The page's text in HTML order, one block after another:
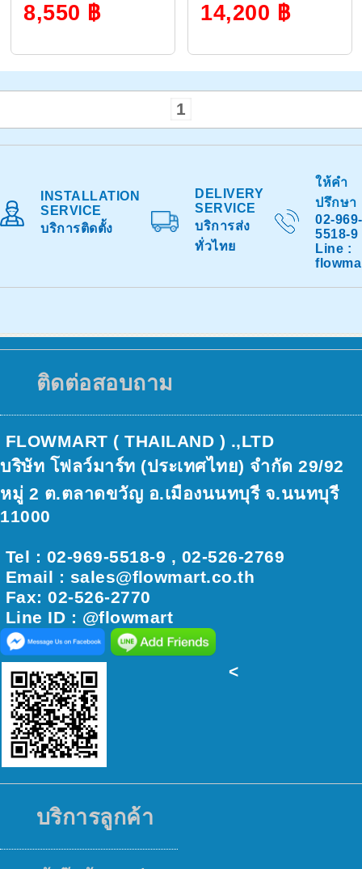
8,550 ฿ 14,200 ฿
1
INSTALLATION
SERVICE
บริการติดตั้ง
DELIVERY
SERVICE
บริการส่ง
ทั่วไทย
ให้คำ
ปรึกษา
02-969-
5518-9
Line :
ติดต่อสอบถาม
FLOWMART ( THAILAND ) .,LTD
บริษัท โฟลว์มาร์ท (ประเทศไทย) จำกัด 29/92
หมู่ 2 ต.ตลาดขวัญ อ.เมืองนนทบุรี จ.นนทบุรี
11000
Tel : 02-969-5518-9 , 02-526-2769
Email : sales@ﬂowmart.co.th
Fax: 02-526-2770
Line ID : @flowmart
<
บริการลูกค้า